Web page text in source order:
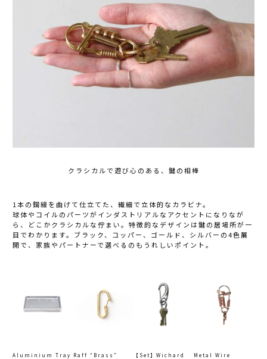
クラシカルで遊び心のある、鍵の相棒
1本の鋼線を曲げて仕立てた、繊細で立体的なカラビナ。
球体やコイルのパーツがインダストリアルなアクセントになりなが
ら、どこかクラシカルな佇まい。特徴的なデザインは鍵の居場所が一
目でわかります。ブラック、コッパー、ゴールド、シルバーの4色展
開で、家族やパートナーで選べるのもうれしいポイント。
Aluminium Tray
Raff “Brass”
【Set】Wichard
Metal Wire